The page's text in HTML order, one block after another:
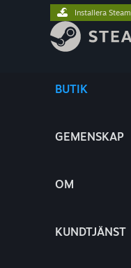
BUTIK
GEMENSKAP
OM
KUNDTJÄNST
Installera Steam